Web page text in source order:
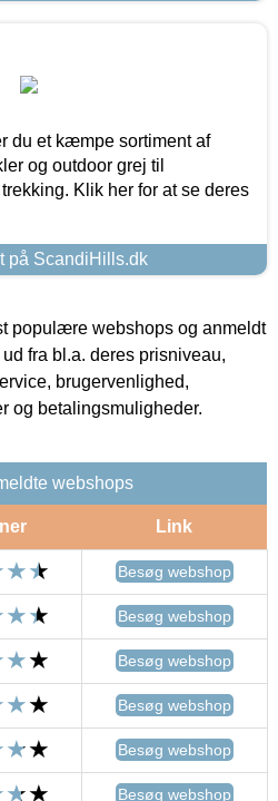
du et kæmpe sortiment af
og outdoor grej til
Klik her for at se deres
på ScandiHills.dk
populære webshops og anmeldt
fra bl.a. deres prisniveau,
brugervenlighed,
og betalingsmuligheder.
webshops
Link
Besøg webshop
Besøg webshop
Besøg webshop
Besøg webshop
Besøg webshop
Besøg webshop